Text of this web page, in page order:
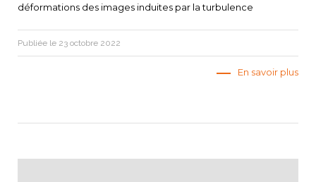
déformations des images induites par la turbulence
Publiée le 23 octobre 2022
En savoir plus